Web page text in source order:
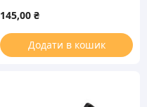
145,00 ₴
Додати в кошик